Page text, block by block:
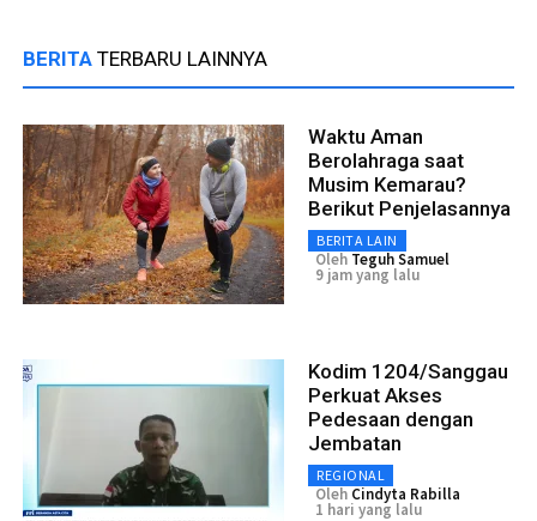
BERITA TERBARU LAINNYA
Waktu Aman
Berolahraga saat
Musim Kemarau?
Berikut Penjelasannya
BERITA LAIN
Oleh Teguh Samuel
9 jam yang lalu
Kodim 1204/Sanggau
Perkuat Akses
Pedesaan dengan
Jembatan
REGIONAL
Oleh Cindyta Rabilla
1 hari yang lalu